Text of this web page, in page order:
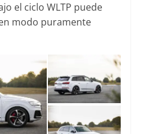
el ciclo WLTP puede
modo puramente